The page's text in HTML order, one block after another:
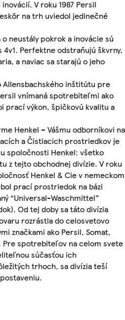
V roku 1987 Persil
na trh uviedol jedinečné
neustály pokrok a inovácie sú
Perfektne odstraňujú škvrny,
a naviac sa starajú o jeho
Allensbachského inštitútu pre
vnímaná spotrebiteľmi ako
prací výkon, špičkovú kvalitu a
Henkel – Vášmu odborníkovi na
a Čistiacich prostriedkov je
spoločnosti Henkel: všetko
z tejto obchodnej divízie. V roku
Henkel & Cie v nemeckom
prací prostriedok na bázi
“Universal-Waschmittel”
Od tej doby sa táto divízia
rozrástla do celosvetovo
značkami ako Persil, Somat,
Pre spotrebiteľov na celom svete
súčasťou ich
trhoch, sa divízia teší